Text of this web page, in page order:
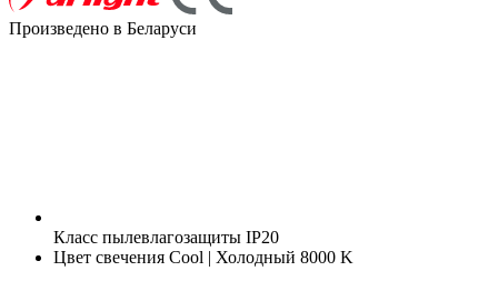
Произведено в Беларуси
Класс пылевлагозащиты IP20
Цвет свечения Cool | Холодный 8000 K